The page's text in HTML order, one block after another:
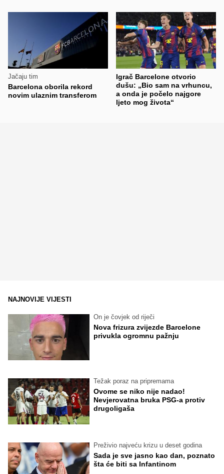
Jačaju tim
Barcelona oborila rekord
novim ulaznim transferom
Igrač Barcelone otvorio
dušu: „Bio sam na vrhuncu,
a onda je počelo najgore
ljeto mog života“
NAJNOVIJE VIJESTI
On je čovjek od riječi
Nova frizura zvijezde Barcelone
privukla ogromnu pažnju
Težak poraz na pripremama
Ovome se niko nije nadao!
Nevjerovatna bruka PSG-a protiv
drugoligaša
Preživio najveću krizu u deset godina
Sada je sve jasno kao dan, poznato
šta će biti sa Infantinom